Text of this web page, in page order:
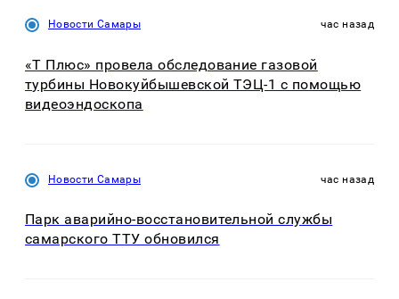
Новости Самары час назад
«Т Плюс» провела обследование газовой
турбины Новокуйбышевской ТЭЦ-1 с помощью
видеоэндоскопа
Новости Самары час назад
Парк аварийно-восстановительной службы
самарского ТТУ обновился